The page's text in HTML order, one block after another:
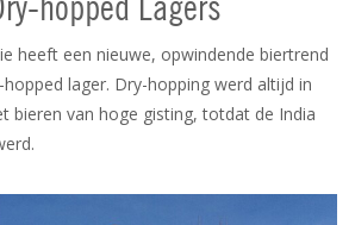
heeft een nieuwe, opwindende biertrend
lager. Dry-hopping werd altijd in
bieren van hoge gisting, totdat de India